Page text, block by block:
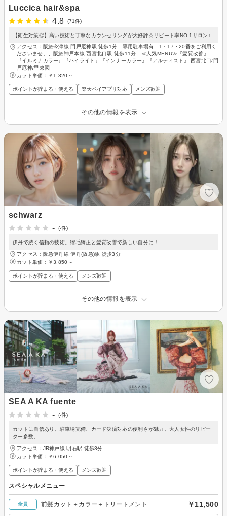
Luccica hair&spa
4.8
(71件)
【衛生対策◎】高い技術と丁寧なカウンセリングが大好評☆リピート率NO.1サロン♪
アクセス：阪急今津線 門戸厄神駅 徒歩1分 専用駐車場有 1・17・20番をご利用く
ださいませ。、阪急神戸本線 西宮北口駅 徒歩11分 ≪人気MENU≫『髪質改善』
『イルミナカラー』『ハイライト』『インナーカラー』『アルティスト』 西宮北口/門
戸厄神/甲東園
カット単価： ￥1,320～
ポイントが貯まる・使える 楽天ペイアプリ対応 メンズ歓迎
その他の情報を表示
schwarz
-
(-件)
伊丹で続く信頼の技術。縮毛矯正と髪質改善で新しい自分に！
アクセス：阪急伊丹線 伊丹(阪急)駅 徒歩3分
カット単価： ￥3,850～
ポイントが貯まる・使える メンズ歓迎
その他の情報を表示
SEA A KA fuente
-
(-件)
カットに自信あり。駐車場完備、カード決済対応の便利さが魅力。大人女性のリピー
ター多数。
アクセス：JR神戸線 明石駅 徒歩3分
カット単価： ￥6,050～
ポイントが貯まる・使える メンズ歓迎
スペシャルメニュー
全員 前髪カット＋カラー＋トリートメント ￥11,500